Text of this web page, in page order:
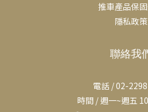
推車產品保
隱私政策
聯絡我
電話 / 02-
時間 / 週一~週五